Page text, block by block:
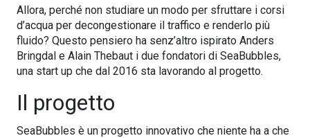
Allora, perché non studiare un modo per sfruttare i corsi
d’acqua per decongestionare il traffico e renderlo più
fluido? Questo pensiero ha senz’altro ispirato Anders
Bringdal e Alain Thebaut i due fondatori di SeaBubbles,
una start up che dal 2016 sta lavorando al progetto.
Il progetto
SeaBubbles è un progetto innovativo che niente ha a che